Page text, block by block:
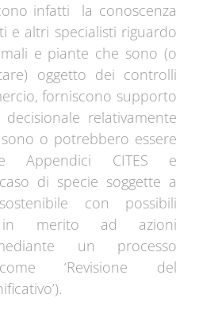
infatti la conoscenza
e altri specialisti riguardo
e piante che sono (o
oggetto dei controlli
forniscono supporto
relativamente
o potrebbero essere
Appendici CITES e
di specie soggette a
con possibili
in merito ad azioni
un processo
‘Revisione del